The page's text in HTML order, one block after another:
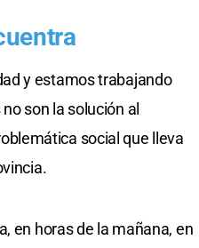
y estamos trabajando
son la solución al
social que lleva
en horas de la mañana, en